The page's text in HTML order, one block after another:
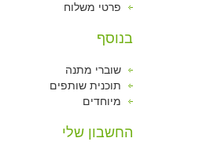
פרטי משלוח
בנוסף
שוברי מתנה
תוכנית שותפים
מיוחדים
החשבון שלי